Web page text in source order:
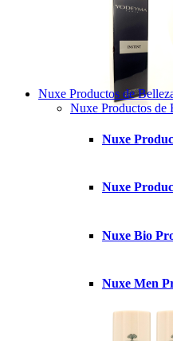
Nuxe Productos de
Nuxe Productos de
Nuxe
Nuxe
Nuxe Bio
Nuxe Men